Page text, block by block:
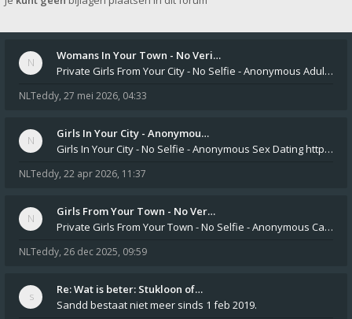
Womans In Your Town - No Veri…
Private Girls From Your City - No Selfie - Anonymous Adult Dating https://privatedates.live Private Girls In Your
NLTeddy, 27 mei 2026, 04:33
Girls In Your City - Anonymou…
Girls In Your City - No Selfie - Anonymous Sex Dating https://SecretPrivat.com Womens In Your Town - Anonymous S
NLTeddy, 22 apr 2026, 11:37
Girls From Your Town - No Ver…
Private Girls From Your Town - No Selfie - Anonymous Casual Dating https://PrivateLadyEscorts.com Private Lady In
NLTeddy, 26 dec 2025, 09:59
Re: Wat is beter: Stukloon of…
Sandd bestaat niet meer sinds 1 feb 2019.